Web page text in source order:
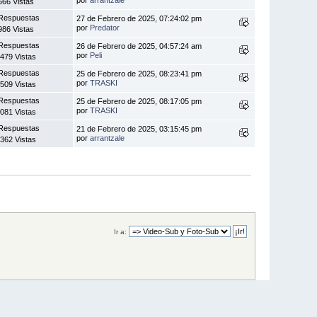
Vistas
27 de Febrero de 2025, 07:24:02 pm
por Predator
Vistas
26 de Febrero de 2025, 04:57:24 am
por Peli
Vistas
25 de Febrero de 2025, 08:23:41 pm
porTRASKI
Vistas
25 de Febrero de 2025, 08:17:05 pm
porTRASKI
Vistas
21 de Febrero de 2025, 03:15:45 pm
porarrantzale
Ir a: